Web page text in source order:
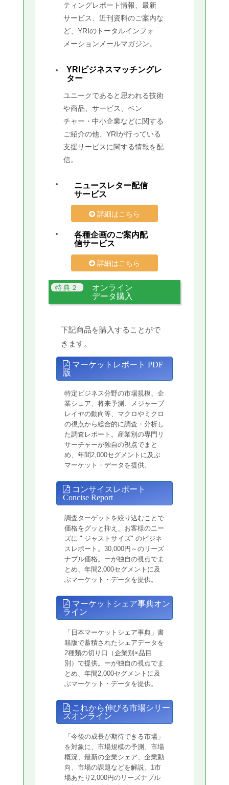
ティングレポート情報、最新
サービス、近刊資料のご案内な
ど、YRIのトータルインフォ
メーションメールマガジン。
YRIビジネスマッチングレ
ター
ユニークであると思われる技術
や商品、サービス、ベン
チャー・中小企業などに関する
ご紹介の他、YRIが行っている
支援サービスに関する情報を配
信。
ニュースレター配信
サービス
詳細はこちら
各種企画のご案内配
信サービス
詳細はこちら
オンライン
データ購入
下記商品を購入することがで
きます。
マーケットレポート PDF
版
特定ビジネス分野の市場規模、企
業シェア、将来予測、メジャープ
レイヤの動向等、マクロやミクロ
の視点から総合的に調査・分析し
た調査レポート。産業別の専門リ
サーチャーが独自の視点でまと
め、年間2,000セグメントに及ぶ
マーケット・データを提供。
コンサイスレポート
Concise Report
調査ターゲットを絞り込むことで
価格をグッと抑え、お客様のニー
ズに " ジャストサイズ" のビジネ
スレポート。30,000円～のリーズ
ナブル価格。ーが独自の視点でま
とめ、年間2,000セグメントに及
ぶマーケット・データを提供。
マーケットシェア事典オン
ライン
「日本マーケットシェア事典」書
籍版で蓄積されたシェアデータを
2種類の切り口（企業別×品目
別）で提供。ーが独自の視点でま
とめ、年間2,000セグメントに及
ぶマーケット・データを提供。
これから伸びる市場シリー
ズオンライン
「今後の成長が期待できる市場」
を対象に、市場規模の予測、市場
概況、最新の企業シェア、企業動
向、市場の課題などを解説。1市
場あたり2,000円のリーズナブル